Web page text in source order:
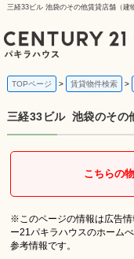
三経33ビル 池袋のその他賃貸店舗（建
TOPページ 賃貸物件検索
三経33ビル 池袋のその
こちらの
※このページの情報は広告情
ー21パキラハウスのホーム
参考情報です。